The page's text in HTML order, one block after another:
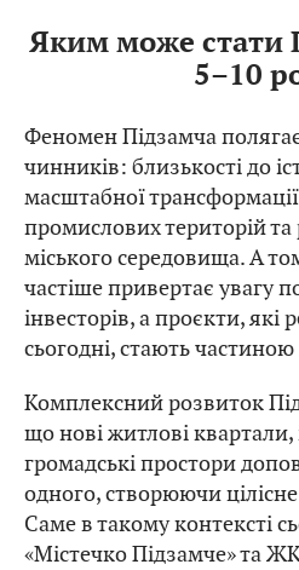
Яким може стати
5–10
Феномен Підзамча
чинників: близькості до
масштабної
промислових територій та
міського середовища. А
частіше привертає увагу
інвесторів, а проєкти, які
сьогодні, стають
Комплексний розвиток
що нові житлові квартали,
громадські простори
одного, створюючи
Саме в такому контексті
«Містечко Підзамче» та